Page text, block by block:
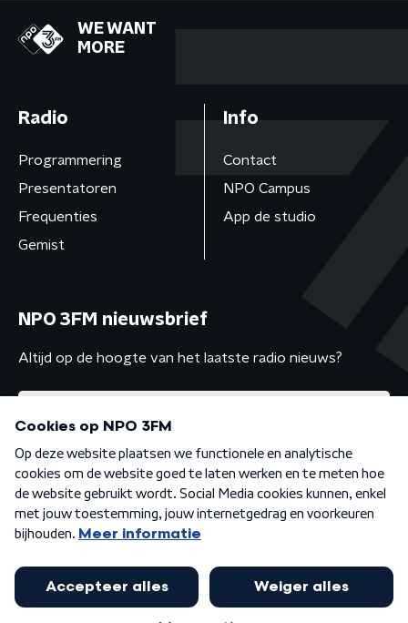
WE WANT
MORE
Radio
Programmering
Presentatoren
Frequenties
Gemist
Info
Contact
NPO Campus
App de studio
NPO 3FM nieuwsbrief
Altijd op de hoogte van het laatste radio nieuws?
Algemene voorwaarden Privacybeleid